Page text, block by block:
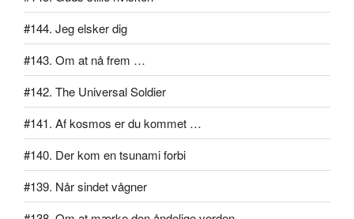
#144. Jeg elsker dig
#143. Om at nå frem …
#142. The Universal Soldier
#141. Af kosmos er du kommet …
#140. Der kom en tsunami forbi
#139. Når sindet vågner